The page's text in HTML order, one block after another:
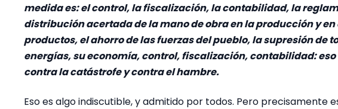
medida es: el control, la fiscalización, la contabilidad, la
distribución acertada de la mano de obra en la producción y en
productos, el ahorro de las fuerzas del pueblo, la supresión de
energías, su economía, control, fiscalización, contabilidad:
contra la catástrofe y contra el hambre.
Eso es algo indiscutible, y admitido por todos. Pero precisamente